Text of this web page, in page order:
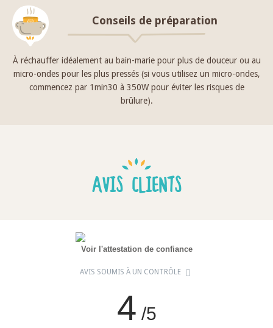
Conseils de préparation
À réchauffer idéalement au bain-marie pour plus de douceur ou au
micro-ondes pour les plus pressés (si vous utilisez un micro-ondes,
commencez par 1min30 à 350W pour éviter les risques de
brûlure).
AVIS CLIENTS
Voir l'attestation de confiance
AVIS SOUMIS À UN CONTRÔLE
4 /5